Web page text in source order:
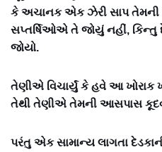
કે અચાનક એક ઝેરી સાપ તેમની
સપ્તર્ષિઓએ તે જોયું નહીં,
જોયો.
તેણીએ વિચાર્યું કે હવે આ ખોરાક
તેથી તેણીએ તેમની આસપાસ
પરંતુ એક સામાન્ય લાગતા